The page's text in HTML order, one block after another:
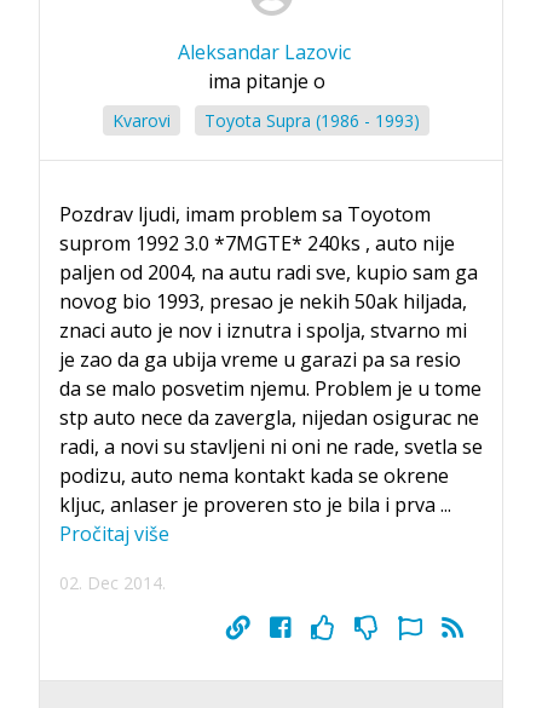
Aleksandar Lazovic
ima pitanje o
Kvarovi Toyota Supra (1986 - 1993)
Pozdrav ljudi, imam problem sa Toyotom
suprom 1992 3.0 *7MGTE* 240ks , auto nije
paljen od 2004, na autu radi sve, kupio sam ga
novog bio 1993, presao je nekih 50ak hiljada,
znaci auto je nov i iznutra i spolja, stvarno mi
je zao da ga ubija vreme u garazi pa sa resio
da se malo posvetim njemu. Problem je u tome
stp auto nece da zavergla, nijedan osigurac ne
radi, a novi su stavljeni ni oni ne rade, svetla se
podizu, auto nema kontakt kada se okrene
kljuc, anlaser je proveren sto je bila i prva ...
Pročitaj više
02. Dec 2014.